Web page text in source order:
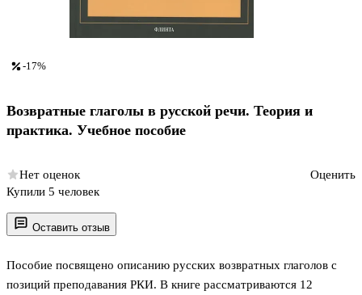
Оставить отзыв
Пособие посвящено описанию русских возвратных глаголов с
позиций преподавания РКИ. В книге рассматриваются 12
-17%
Возвратные глаголы в русской речи. Теория и
практика. Учебное пособие
Нет оценок
Оценить
Купили 5 человек